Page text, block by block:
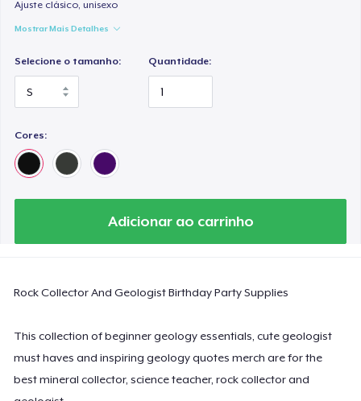
Ajuste clásico, unisexo
Mostrar Mais Detalhes
Selecione o tamanho: Quantidade:
Cores:
Adicionar ao carrinho
Rock Collector And Geologist Birthday Party Supplies
This collection of beginner geology essentials, cute geologist
must haves and inspiring geology quotes merch are for the
best mineral collector, science teacher, rock collector and
Classic Long Sleeve Tee
US$ 30,99